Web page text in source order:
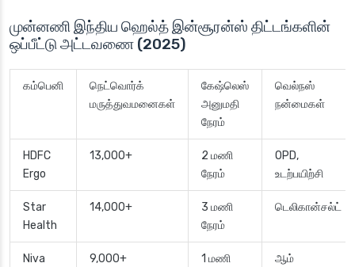
முன்னணி இந்திய ஹெல்த் இன்சூரன்ஸ் திட்டங்களின்
ஒப்பீட்டு அட்டவணை (2025)
கம்பெனி
நெட்வொர்க்
மருத்துவமனைகள்
கேஷ்லெஸ்
அனுமதி
நேரம்
வெல்நஸ்
நன்மைகள்
HDFC
Ergo
13,000+
2 மணி
நேரம்
OPD,
உடற்பயிற்சி
Star
Health
14,000+
3 மணி
நேரம்
டெலிகான்சல்ட்
Niva
9,000+
1 மணி
ஆம்